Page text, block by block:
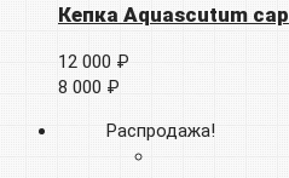
Кепка Aquascutum cap
12 000 ₽
8 000 ₽
Распродажа!